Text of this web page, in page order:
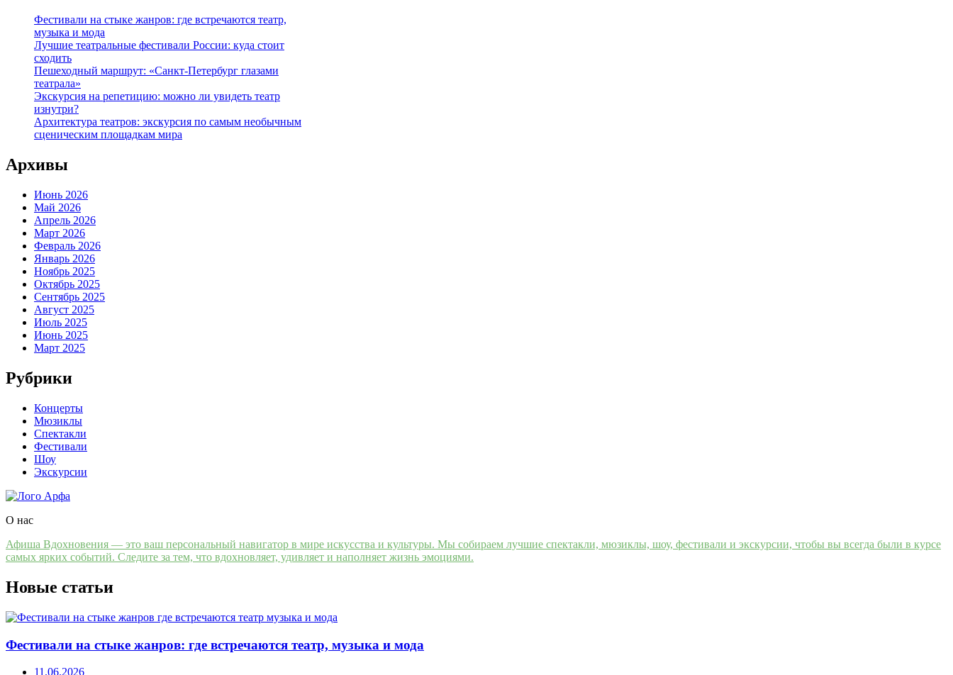
Фестивали на стыке жанров: где встречаются театр,
музыка и мода
Лучшие театральные фестивали России: куда стоит
сходить
Пешеходный маршрут: «Санкт-Петербург глазами
театрала»
Экскурсия на репетицию: можно ли увидеть театр
изнутри?
Архитектура театров: экскурсия по самым необычным
сценическим площадкам мира
Архивы
Июнь 2026
Май 2026
Апрель 2026
Март 2026
Февраль 2026
Январь 2026
Ноябрь 2025
Октябрь 2025
Сентябрь 2025
Август 2025
Июль 2025
Июнь 2025
Март 2025
Рубрики
Концерты
Мюзиклы
Спектакли
Фестивали
Шоу
Экскурсии
О нас
Афиша Вдохновения — это ваш персональный навигатор в мире искусства и культуры. Мы собираем лучшие спектакли, мюзиклы, шоу, фестивали и экскурсии, чтобы вы всегда были в курсе
самых ярких событий. Следите за тем, что вдохновляет, удивляет и наполняет жизнь эмоциями.
Новые статьи
Фестивали на стыке жанров: где встречаются театр, музыка и мода
11.06.2026